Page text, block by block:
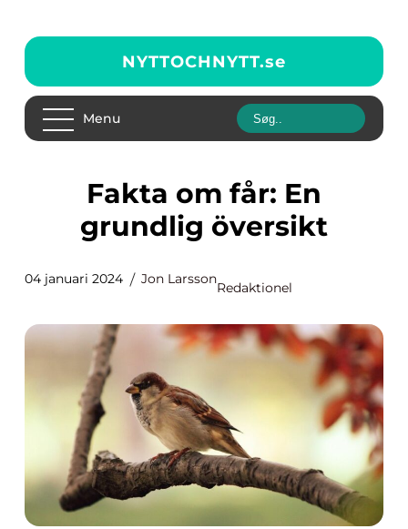
NYTTOCHNYTT.se
Menu
Fakta om får: En
grundlig översikt
04 januari 2024 Jon Larsson
Redaktionel